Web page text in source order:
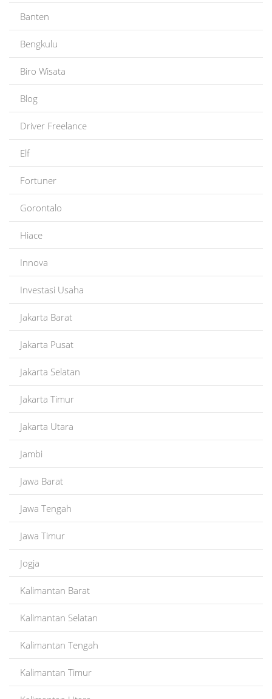
Banten
Bengkulu
Biro Wisata
Blog
Driver Freelance
Elf
Fortuner
Gorontalo
Hiace
Innova
Investasi Usaha
Jakarta Barat
Jakarta Pusat
Jakarta Selatan
Jakarta Timur
Jakarta Utara
Jambi
Jawa Barat
Jawa Tengah
Jawa Timur
Jogja
Kalimantan Barat
Kalimantan Selatan
Kalimantan Tengah
Kalimantan Timur